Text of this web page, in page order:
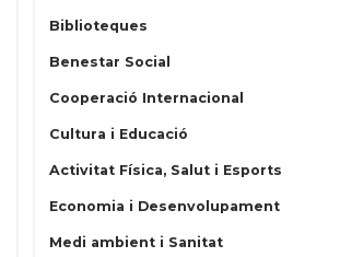
Biblioteques
Benestar Social
Cooperació Internacional
Cultura i Educació
Activitat Física, Salut i Esports
Economia i Desenvolupament
Medi ambient i Sanitat